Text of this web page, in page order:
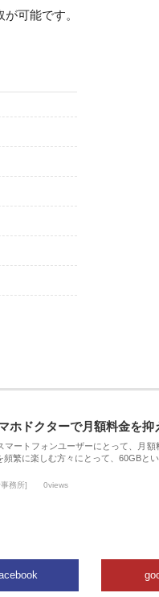
可能です。
ホドクターで月額料金を
マートフォンユーザーにとって、月
頻繁に楽しむ方々にとって、60GBと
務所] 0views